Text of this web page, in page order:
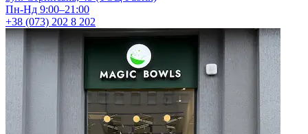
Пн-Нд 9:00–21:00
+38 (073) 202 8 202